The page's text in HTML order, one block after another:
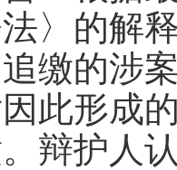
〉的解
缴的涉
此形成
辩护人